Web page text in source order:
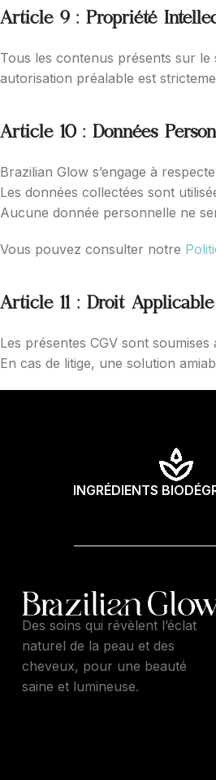
Article 9 : Propriété
Tous les contenus présents sur le
autorisation préalable est
Article 10 : Données
Brazilian Glow s’engage à
Les données collectées sont
Aucune donnée personnelle ne
Vous pouvez consulter notre
Article 11 : Droit
Les présentes CGV sont soumises
En cas de litige, une solution
INGRÉDIENTS
Des soins qui révèlent l’éclat
naturel de la peau et des
cheveux, pour une beauté
saine et lumineuse.